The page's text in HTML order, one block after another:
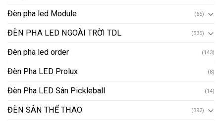
Đèn pha led Module (66)
ĐÈN PHA LED NGOÀI TRỜI TDL (536)
Đèn pha led order (143)
Đèn Pha LED Prolux (8)
Đèn Pha LED Sân Pickleball (14)
ĐÈN SÂN THỂ THAO (392)